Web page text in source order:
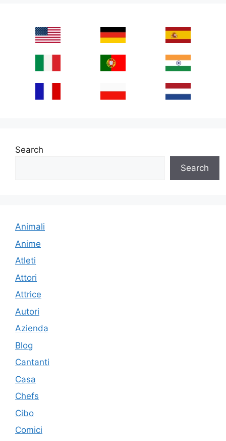
Search
Search
Animali
Anime
Atleti
Attori
Attrice
Autori
Azienda
Blog
Cantanti
Casa
Chefs
Cibo
Comici